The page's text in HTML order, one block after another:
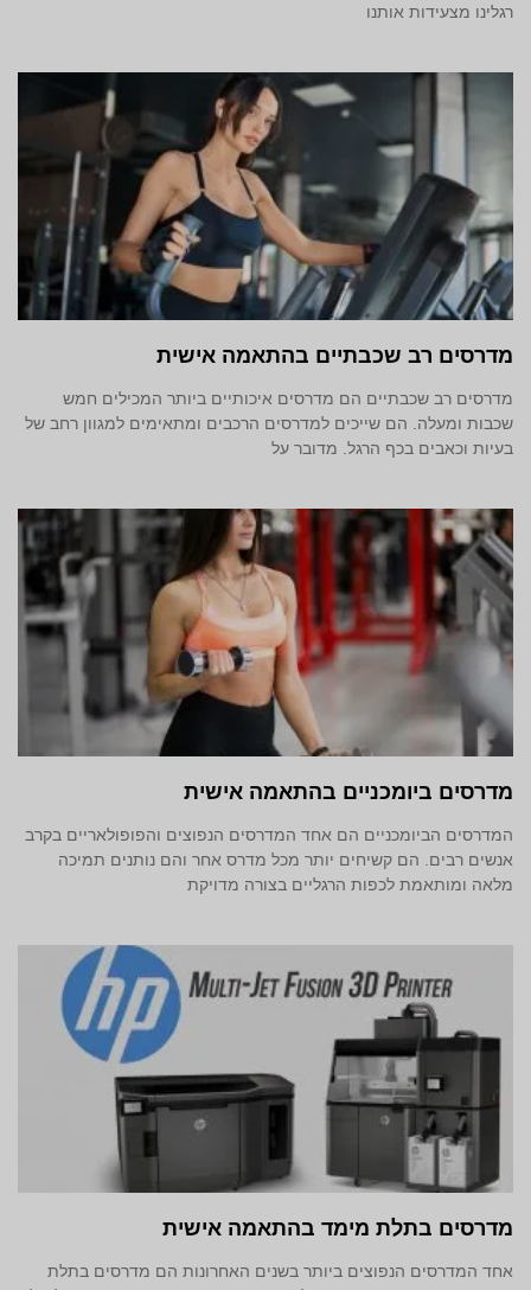
רגלינו מצעידות אותנו
מדרסים רב שכבתיים בהתאמה אישית
מדרסים רב שכבתיים הם מדרסים איכותיים ביותר המכילים חמש
שכבות ומעלה. הם שייכים למדרסים הרכבים ומתאימים למגוון רחב של
בעיות וכאבים בכף הרגל. מדובר על
מדרסים ביומכניים בהתאמה אישית
המדרסים הביומכניים הם אחד המדרסים הנפוצים והפופולאריים בקרב
אנשים רבים. הם קשיחים יותר מכל מדרס אחר והם נותנים תמיכה
מלאה ומותאמת לכפות הרגליים בצורה מדויקת
מדרסים בתלת מימד‎ בהתאמה אישית
אחד המדרסים הנפוצים ביותר בשנים האחרונות הם מדרסים בתלת